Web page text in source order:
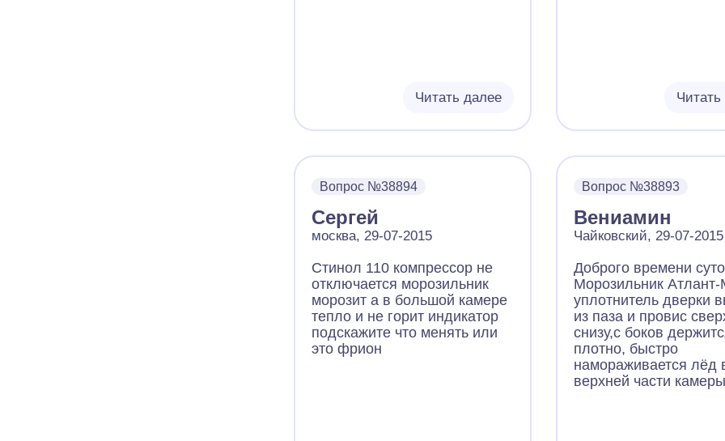
горячий и как только 6
месяцев отработал. 6 часов
камеры(морозилка
все три отсека)Смущает
холодильнике Н аверное это
повлияло на температуру
Читать далее
Вопрос №38894
Сергей
москва, 29-07-2015
Стинол 110 компрессор не
отключается морозильник
морозит а в большой камере
тепло и не горит индикатор
подскажите что менять или
это фрион
Вопрос №38893
Вениамин
Чайковский, 29-07-2015
Доброго времени
Морозильник
уплотнитель дверки
из паза и провис
снизу,с боков
плотно, быстро
намораживается лёд
верхней части